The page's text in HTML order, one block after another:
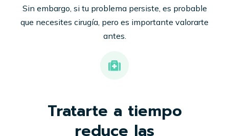
Sin embargo, si tu problema persiste, es probable
que necesites cirugía, pero es importante valorarte
antes.
Tratarte a tiempo
reduce las